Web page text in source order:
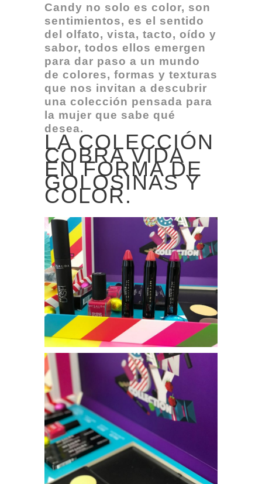
Candy no solo es color, son
sentimientos, es el sentido
del olfato, vista, tacto, oído y
sabor, todos ellos emergen
para dar paso a un mundo
de colores, formas y texturas
que nos invitan a descubrir
una colección pensada para
la mujer que sabe qué
desea.
LA COLECCIÓN
COBRA VIDA
EN FORMA DE
GOLOSINAS Y
COLOR.